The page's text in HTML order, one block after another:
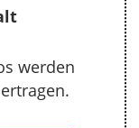
werden